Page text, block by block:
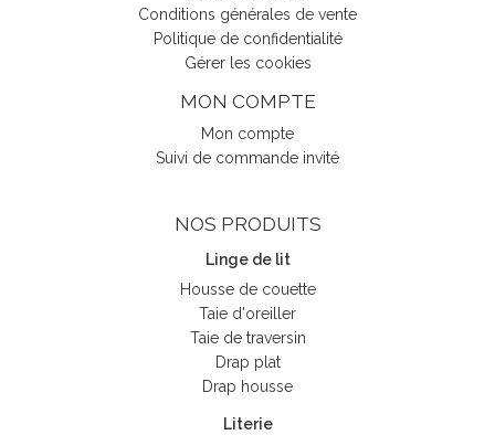
Conditions générales de vente
Politique de confidentialité
Gérer les cookies
MON COMPTE
Mon compte
Suivi de commande invité
NOS PRODUITS
Linge de lit
Housse de couette
Taie d'oreiller
Taie de traversin
Drap plat
Drap housse
Literie